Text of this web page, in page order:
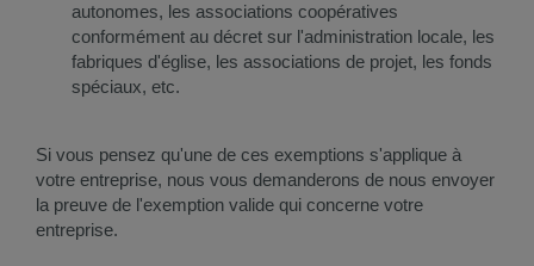
autonomes, les associations coopératives
conformément au décret sur l'administration locale, les
fabriques d'église, les associations de projet, les fonds
spéciaux, etc.
Si vous pensez qu'une de ces exemptions s'applique à
votre entreprise, nous vous demanderons de nous envoyer
la preuve de l'exemption valide qui concerne votre
entreprise.